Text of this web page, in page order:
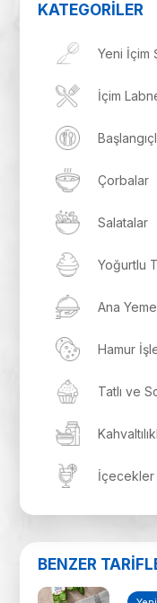
KATEGORİLER
Yeni İçim
İçim
Çorbalar
Salatalar
Yoğurtlu
Ana
Hamur
Tatlı ve
İçecekler
BENZER